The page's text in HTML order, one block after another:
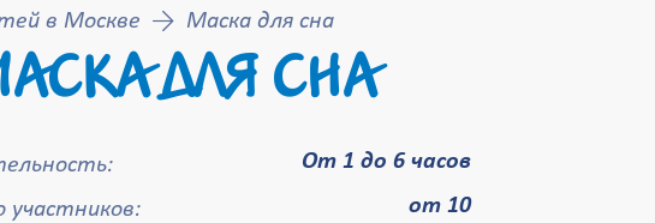
в Москве Маска для сна
ДЛЯ СНА
От 1 до 6 часов
участников:
от 10